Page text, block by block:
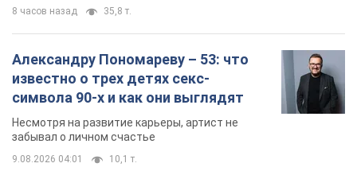
8 часов назад 35,8 т.
Александру Пономареву – 53: что
известно о трех детях секс-
символа 90-х и как они выглядят
Несмотря на развитие карьеры, артист не
забывал о личном счастье
9.08.2026 04:01 10,1 т.